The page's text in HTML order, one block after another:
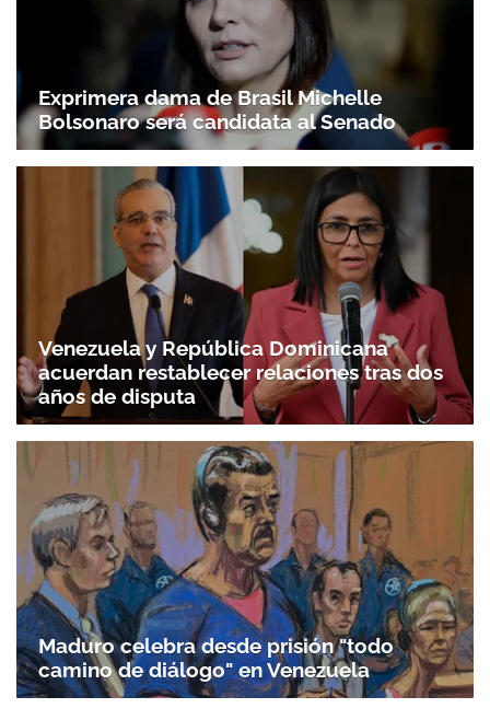
Exprimera dama de Brasil Michelle
Bolsonaro será candidata al Senado
Venezuela y República Dominicana
acuerdan restablecer relaciones tras dos
años de disputa
Maduro celebra desde prisión "todo
camino de diálogo" en Venezuela